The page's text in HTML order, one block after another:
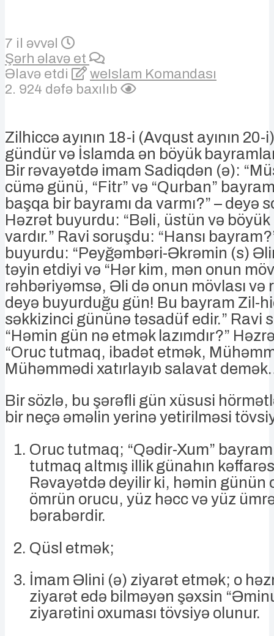
7 il əvvəl
Şərh əlavə et
Əlavə etdi
weIslam Komandası
2. 924 dəfə baxılıb
Zilhiccə ayının 18-i (Avqust ayının 20-
gündür və İslamda ən böyük
Bir rəvayətdə imam Sadiqdən (ə):
cümə günü, “Fitr” və “Qurban”
başqa bir bayramı da varmı?” – deyə
Həzrət buyurdu: “Bəli, üstün və
vardır.” Ravi soruşdu: “Hansı
buyurdu: “Peyğəmbəri-Əkrəmin (s)
təyin etdiyi və “Hər kim, mən onun
rəhbəriyəmsə, Əli də onun mövlası və
deyə buyurduğu gün! Bu bayram Zil-
səkkizinci gününə təsadüf edir.” Ravi
“Həmin gün nə etmək lazımdır?”
“Oruc tutmaq, ibadət etmək,
Mühəmmədi xatırlayıb salavat
Bir sözlə, bu şərəfli gün xüsusi
bir neçə əməlin yerinə yetirilməsi
Oruc tutmaq; “Qədir-Xum”
tutmaq altmış illik günahın
Rəvayətdə deyilir ki, həmin günün
ömrün orucu, yüz həcc və yüz
bərabərdir.
Qüsl etmək;
İmam Əlini (ə) ziyarət etmək; o
ziyarət edə bilməyən şəxsin
ziyarətini oxuması tövsiyə olunur.